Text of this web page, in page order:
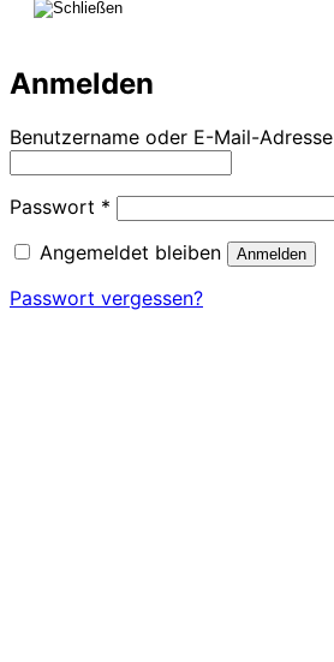
Anmelden
Benutzername oder E-Mail-Adresse
Passwort * Erforderlich
Angemeldet bleiben
Anmelden
Passwort vergessen?